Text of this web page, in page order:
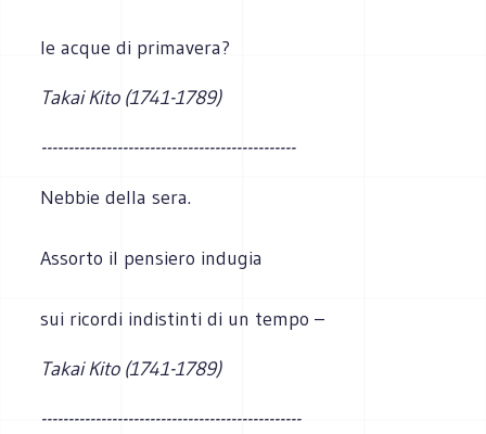
le acque di primavera?
Takai Kito (1741-1789)
-----------------------------------------------
Nebbie della sera.
Assorto il pensiero indugia
sui ricordi indistinti di un tempo –
Takai Kito (1741-1789)
------------------------------------------------